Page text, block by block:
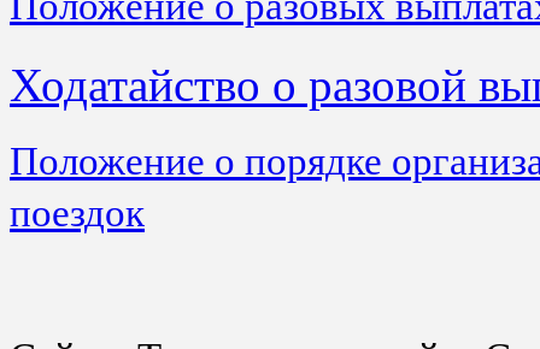
Ходатайство о разовой
Положение о порядке
поездок